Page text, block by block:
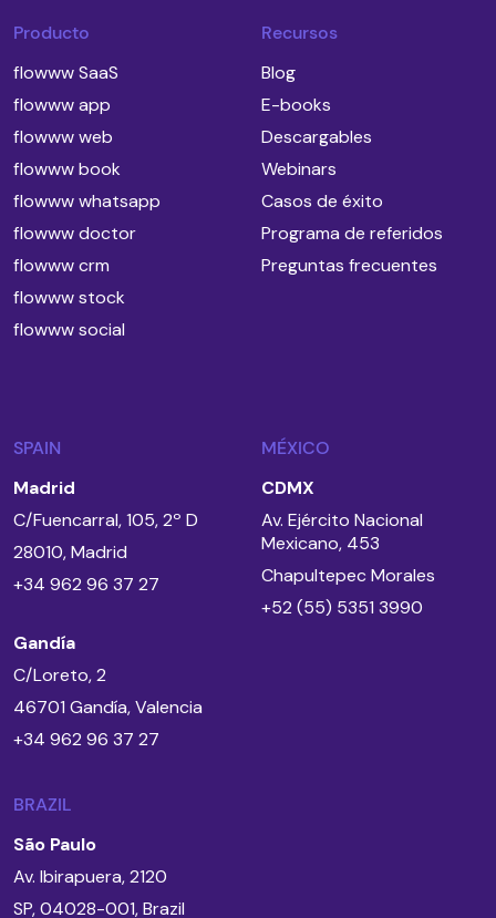
Producto
flowww SaaS
flowww app
flowww web
flowww book
flowww whatsapp
flowww doctor
flowww crm
flowww stock
flowww social
Recursos
Blog
E-books
Descargables
Webinars
Casos de éxito
Programa de referidos
Preguntas frecuentes
SPAIN
Madrid
C/Fuencarral, 105, 2º D
28010, Madrid
+34 962 96 37 27
Gandía
C/Loreto, 2
46701 Gandía, Valencia
+34 962 96 37 27
MÉXICO
CDMX
Av. Ejército Nacional
Mexicano, 453
Chapultepec Morales
+52 (55) 5351 3990
BRAZIL
São Paulo
Av. Ibirapuera, 2120
SP, 04028-001, Brazil